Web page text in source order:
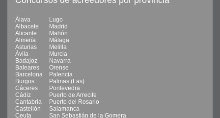
Álava
Lugo
Albacete
Madrid
Alicante
Mahón
Almería
Málaga
Asturias
Melilla
Ávila
Murcia
Badajoz
Navarra
Baleares
Orense
Barcelona
Palencia
Burgos
Palmas (Las)
Cáceres
Pontevedra
Cádiz
Puerto de Arrecife
Cantabria
Puerto del Rosario
Castellón
Salamanca
Ceuta
San Sebastián de la Gomera